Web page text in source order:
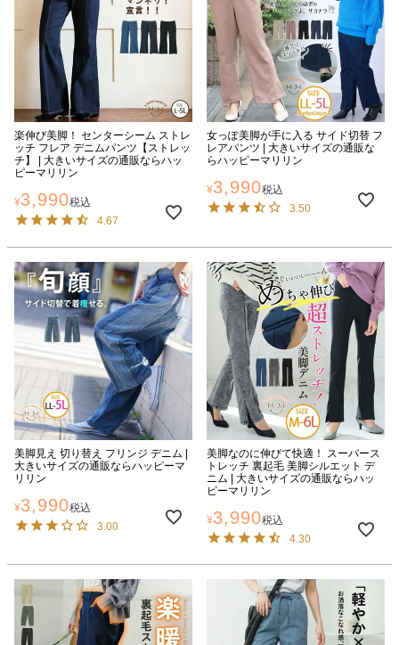
楽伸び美脚！ センターシーム ストレ
ッチ フレア デニムパンツ【ストレッ
チ】 | 大きいサイズの通販ならハッ
ピーマリリン
¥3,990税込
4.67
女っぽ美脚が手に入る サイド切替 フ
レアパンツ | 大きいサイズの通販な
らハッピーマリリン
¥3,990税込
3.50
美脚見え 切り替え フリンジ デニム |
大きいサイズの通販ならハッピーマ
リリン
¥3,990税込
3.00
美脚なのに伸びて快適！ スーパース
トレッチ 裏起毛 美脚シルエット デ
ニム | 大きいサイズの通販ならハッ
ピーマリリン
¥3,990税込
4.30